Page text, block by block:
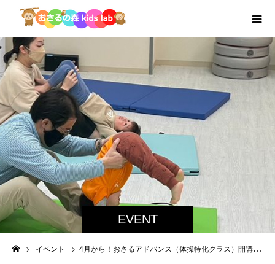
EVENT
イベント 4月から！おさるアドバンス（体操特化クラス）開講決定